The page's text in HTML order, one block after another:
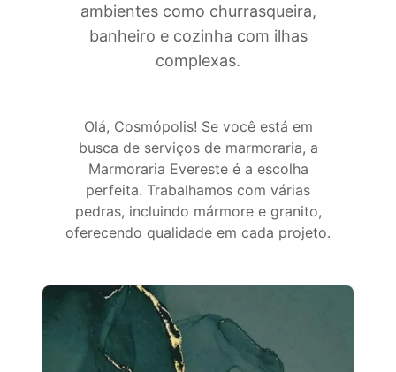
ambientes como churrasqueira,
banheiro e cozinha com ilhas
complexas.
Olá, Cosmópolis! Se você está em
busca de serviços de marmoraria, a
Marmoraria Evereste é a escolha
perfeita. Trabalhamos com várias
pedras, incluindo mármore e granito,
oferecendo qualidade em cada projeto.